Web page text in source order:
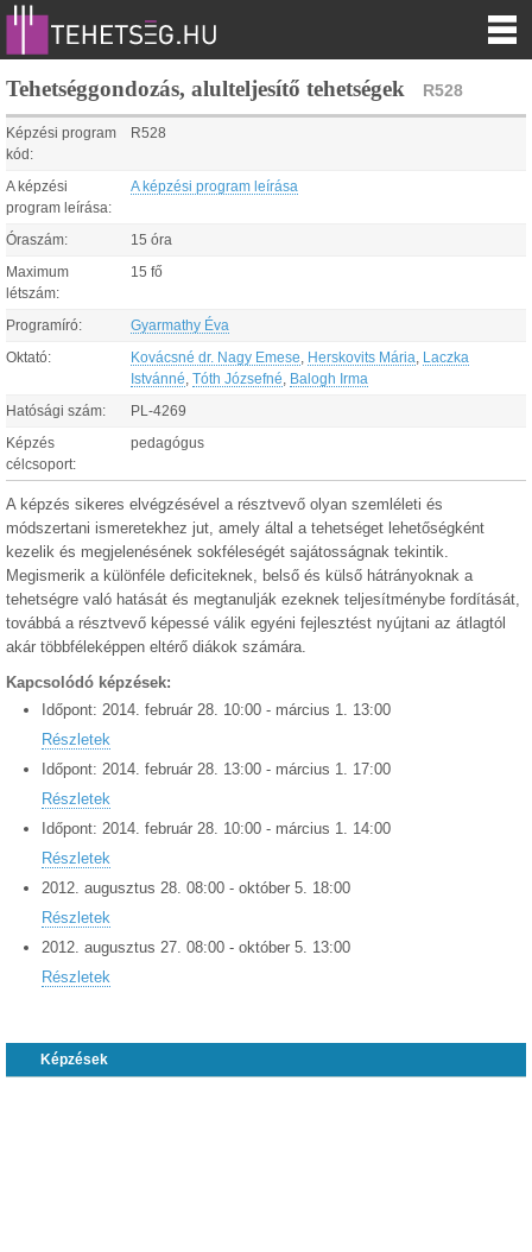
Tehetséggondozás, alulteljesítő tehetségek R528
Képzési program
kód:
R528
A képzési
program leírása:
A képzési program leírása
Óraszám: 15 óra
Maximum
létszám:
15 fő
Programíró: Gyarmathy Éva
Oktató: Kovácsné dr. Nagy Emese Herskovits Mária
Laczka
Istvánné Tóth Józsefné Balogh Irma
Hatósági szám: PL-4269
Képzés
célcsoport:
pedagógus
A képzés sikeres elvégzésével a résztvevő olyan szemléleti és
módszertani ismeretekhez jut, amely által a tehetséget lehetőségként
kezelik és megjelenésének sokféleségét sajátosságnak tekintik.
Megismerik a különféle deficiteknek, belső és külső hátrányoknak a
tehetségre való hatását és megtanulják ezeknek teljesítménybe fordítását,
továbbá a résztvevő képessé válik egyéni fejlesztést nyújtani az átlagtól
akár többféleképpen eltérő diákok számára.
Kapcsolódó képzések:
Időpont: 2014. február 28. 10:00 - március 1. 13:00
Részletek
Időpont: 2014. február 28. 13:00 - március 1. 17:00
Részletek
Időpont: 2014. február 28. 10:00 - március 1. 14:00
Részletek
2012. augusztus 28. 08:00 - október 5. 18:00
Részletek
2012. augusztus 27. 08:00 - október 5. 13:00
Részletek
Képzések